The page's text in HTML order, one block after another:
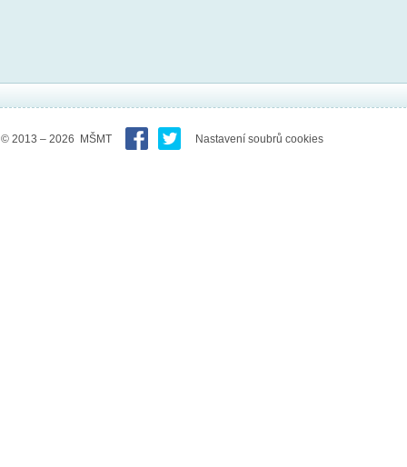
© 2013 – 2026 MŠMT Nastavení soubrů cookies